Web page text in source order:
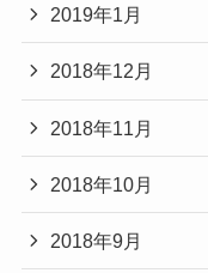
2019年1月
2018年12月
2018年11月
2018年10月
2018年9月